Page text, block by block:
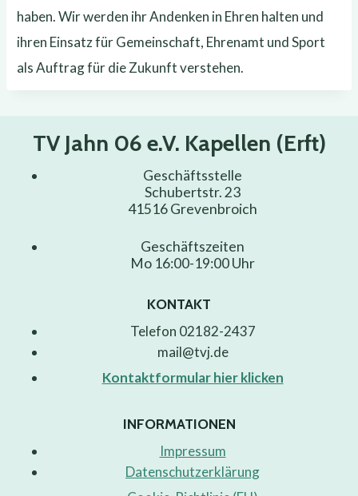
haben. Wir werden ihr Andenken in Ehren halten und
ihren Einsatz für Gemeinschaft, Ehrenamt und Sport
als Auftrag für die Zukunft verstehen.
TV Jahn 06 e.V. Kapellen (Erft)
Geschäftsstelle
Schubertstr. 23
41516 Grevenbroich
Geschäftszeiten
Mo 16:00-19:00 Uhr
KONTAKT
Telefon 02182-2437
mail@tvj.de
Kontaktformular hier klicken
INFORMATIONEN
Impressum
Datenschutzerklärung